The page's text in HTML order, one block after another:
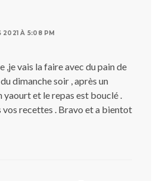
2021 À 5:08 PM
,je vais la faire avec du pain de
dimanche soir , après un
yaourt et le repas est bouclé .
recettes . Bravo et a bientot